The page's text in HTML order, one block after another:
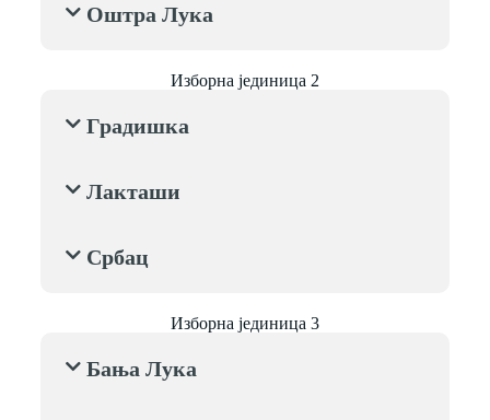
Оштра Лука
Изборна јединица 2
Градишка
Лакташи
Србац
Изборна јединица 3
Бања Лука